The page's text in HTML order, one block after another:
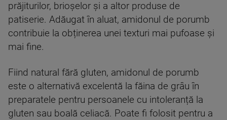
prăjiturilor, brioșelor și a altor produse de
patiserie. Adăugat în aluat, amidonul de porumb
contribuie la obținerea unei texturi mai pufoase și
mai fine.
Fiind natural fără gluten, amidonul de porumb
este o alternativă excelentă la făina de grâu în
preparatele pentru persoanele cu intoleranță la
gluten sau boală celiacă. Poate fi folosit pentru a